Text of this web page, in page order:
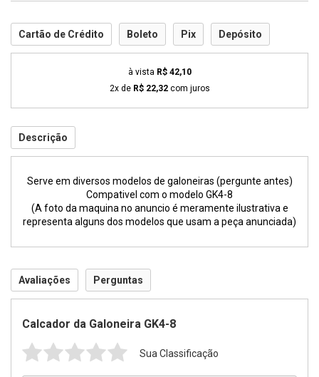
Cartão de Crédito Boleto Pix Depósito
à vista R$ 42,10
2x de R$ 22,32com juros
Descrição
Serve em diversos modelos de galoneiras (pergunte antes)
Compativel com o modelo GK4-8
(A foto da maquina no anuncio é meramente ilustrativa e
representa alguns dos modelos que usam a peça anunciada)
Avaliações Perguntas
Calcador da Galoneira GK4-8
Sua Classificação